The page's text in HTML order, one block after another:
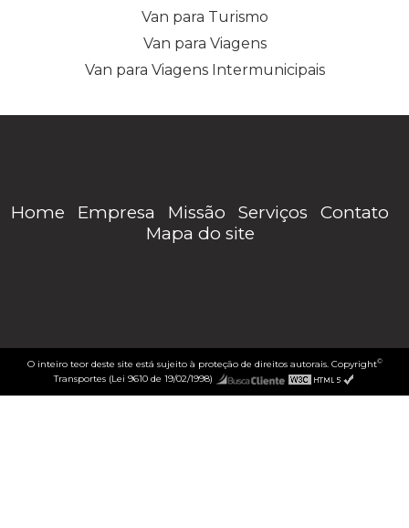
Van para Turismo
Van para Viagens
Van para Viagens Intermunicipais
Home Empresa Missão Serviços
Contato
Mapa do site
O inteiro teor deste site está sujeito à proteção de direitos autorais. Copyright©
Transportes (Lei 9610 de 19/02/1998)